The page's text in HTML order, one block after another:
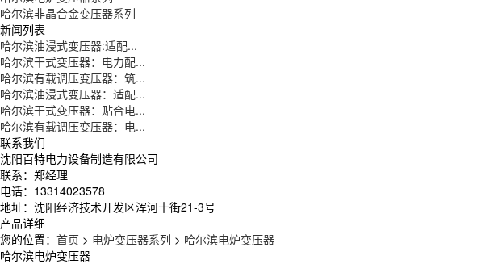
哈尔滨非晶合金变压器系列
新闻列表
哈尔滨油浸式变压器:适配...
哈尔滨干式变压器：电力配...
哈尔滨有载调压变压器：筑...
哈尔滨油浸式变压器：适配...
哈尔滨干式变压器：贴合电...
哈尔滨有载调压变压器：电...
联系我们
沈阳百特电力设备制造有限公司
联系：郑经理
电话：13314023578
地址：沈阳经济技术开发区浑河十街21-3号
产品详细
您的位置： 首页 > 电炉变压器系列 > 哈尔滨电炉变压器
哈尔滨电炉变压器